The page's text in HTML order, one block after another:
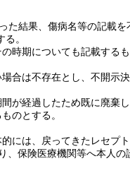
た結果、傷病名等の記載
。
時期についても記載するも
合は不存在とし、不開示
が経過したため既に廃棄
のとする。
には、戻ってきたレセプ
、保険医療機関等へ本人